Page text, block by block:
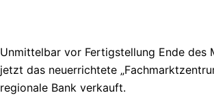
Unmittelbar vor Fertigstellung Ende des
jetzt das neuerrichtete
regionale Bank verkauft.